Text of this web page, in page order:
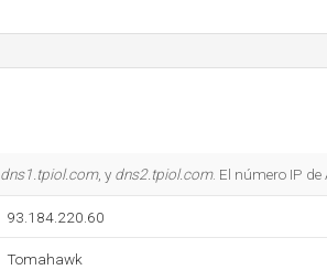
dns1.tpiol.com, y dns2.tpiol.com. El número IP
93.184.220.60
Tomahawk